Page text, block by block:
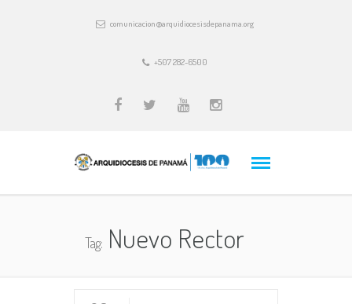
comunicacion@arquidiocesisdepanama.org
+507 282-6500
Tag:Nuevo Rector